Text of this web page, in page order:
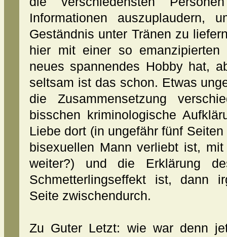
Informationen
Geständnis unter Tränen zu
hier mit einer so
neues spannendes Hobby hat,
seltsam ist das schon. Etwas
die Zusammensetzung
bisschen kriminologische
Liebe dort (in ungefähr fünf
bisexuellen Mann verliebt ist,
weiter?) und die Erklärung
Schmetterlingseffekt ist, dann
Seite zwischendurch.
Zu Guter Letzt: wie war denn